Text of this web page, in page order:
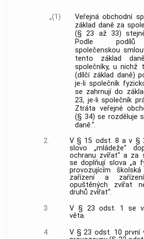
„(1)
Veřejná obchodní
základ daně za
(§ 23 až 33)
Podle podílů
společenskou
tento základ
společníky, u nichž
(dílčí základ daně)
je-li společník
se zahrnují do
23, je-li společník
Ztráta veřejné
(§ 34) se rozděluje
daně.“.
2.
V § 15 odst. 8 a v §
slovo „mládeže“
ochranu zvířat“ a za
se doplňují slova „a
provozujícím
zařízení a
opuštěných zvířat
druhů zvířat“.
3.
V § 23 odst. 1 se
věta.
4.
V § 23 odst. 10 první